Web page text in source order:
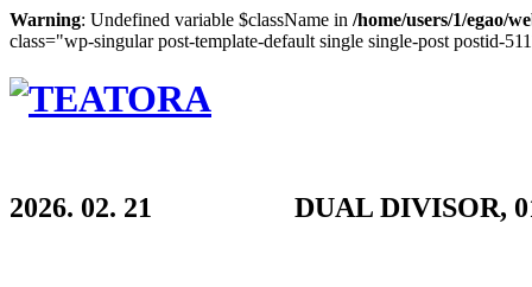
Warning: Undefined variable $className in /home/users/1/egao/
class="wp-singular post-template-default single single-post postid-
2026. 02. 21 DUAL DIVISOR,